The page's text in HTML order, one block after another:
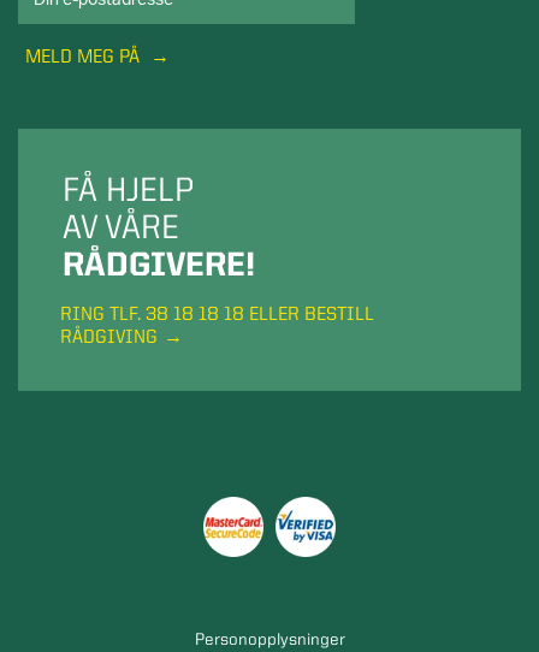
MELD MEG PÅ
FÅ HJELP
AV VÅRE
RÅDGIVERE!
RING TLF. 38 18 18 18 ELLER BESTILL
RÅDGIVING
Personopplysninger